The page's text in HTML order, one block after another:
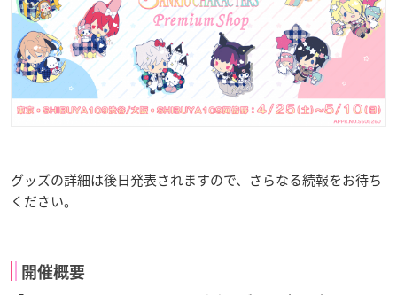
グッズの詳細は後日発表されますので、さらなる続報をお待ち
ください。
開催概要